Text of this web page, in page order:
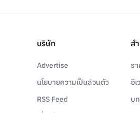
บริษัท
Advertise
นโยบายความเป็นส่วนตัว
RSS Feed
ส
ร
อี
บ